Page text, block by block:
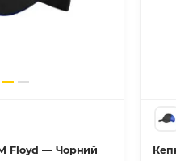
Floyd — Чорний